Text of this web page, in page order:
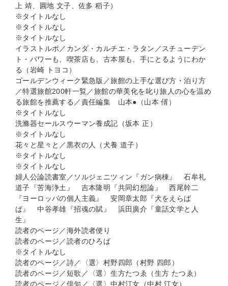
上 靖、圓地 文子、佐多 稻子）
※タイトルなし
※タイトルなし
※タイトルなし
イラストルポ／カンダ・カルチエ・ラタン／スチューデン
ト・パワーも、喫茶店も、古本屋も、手にとるようにわか
る（岩崎 トヨコ）
ゴールデンウィーク緊急版／旅館の上手な選び方・泊り方
／特選旅館200軒一覧／旅館の華美化を叱り旅人の心を温め
る旅館を推薦する／責任編集 山本●（山本 偦）
※タイトルなし
洗滌器セールスウーマン養成記（坂本 正）
※タイトルなし
花々と星々と／黒衣の人（犬養 道子）
※タイトルなし
※タイトルなし
婦人公論読書室／ソルジェニツィン『ガン病棟』 石牟礼
道子『苦海浄土』 吉本隆明『共同幻想論』 西尾幹二
『ヨーロッパの個人主義』 安岡章太郎『犬をえらば
ば』 中谷孝雄『招魂の賦』 浜田廣介『童話文学と人
生』
読者のページ／海外読者便り
読者のページ／読者のひろば
※タイトルなし
読者のページ／詩／〈選〉村野四郎（村野 四郎）
読者のページ／短歌／〈選〉生方たつゑ（生方 たつゑ）
読者のページ／俳句／〈選〉中村汀女（中村 汀女）